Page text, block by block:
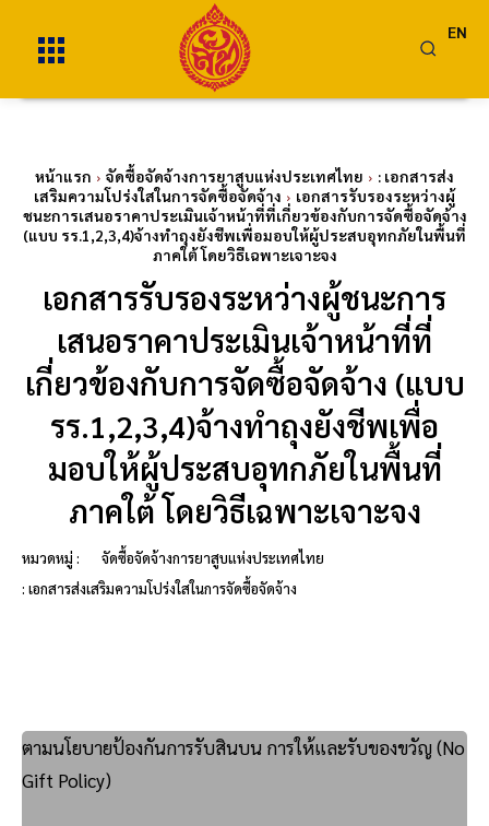
EN
หน้าแรก จัดซื้อจัดจ้างการยาสูบแห่งประเทศไทย
: เอกสารส่ง
เสริมความโปร่งใสในการจัดซื้อจัดจ้าง
เอกสารรับรองระหว่างผู้
ชนะการเสนอราคาประเมินเจ้าหน้าที่ที่เกี่ยวข้องกับการจัดซื้อจัดจ้าง
(แบบ รร.1,2,3,4)จ้างทำถุงยังชีพเพื่อมอบให้ผู้ประสบอุทกภัยในพื้นที่
ภาคใต้ โดยวิธีเฉพาะเจาะจง
เอกสารรับรองระหว่างผู้ชนะการ
เสนอราคาประเมินเจ้าหน้าที่ที่
เกี่ยวข้องกับการจัดซื้อจัดจ้าง (แบบ
รร.1,2,3,4)จ้างทำถุงยังชีพเพื่อ
มอบให้ผู้ประสบอุทกภัยในพื้นที่
ภาคใต้ โดยวิธีเฉพาะเจาะจง
หมวดหมู่ :
จัดซื้อจัดจ้างการยาสูบแห่งประเทศไทย
: เอกสารส่งเสริมความโปร่งใสในการจัดซื้อจัดจ้าง
ตามนโยบายป้องกันการรับสินบน การให้และรับของขวัญ (No
Gift Policy)